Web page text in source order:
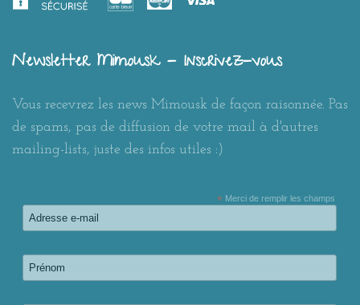
Newsletter Mimousk - Inscrivez-vous
Vous recevrez les news Mimousk de façon raisonnée. Pas
de spams, pas de diffusion de votre mail à d'autres
mailing-lists, juste des infos utiles :)
* Merci de remplir les champs